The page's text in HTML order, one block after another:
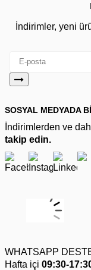
İndirimler, yeni
SOSYAL MEDYADA
İndirimlerden ve
takip edin.
WHATSAPP
Hafta içi 09:30-